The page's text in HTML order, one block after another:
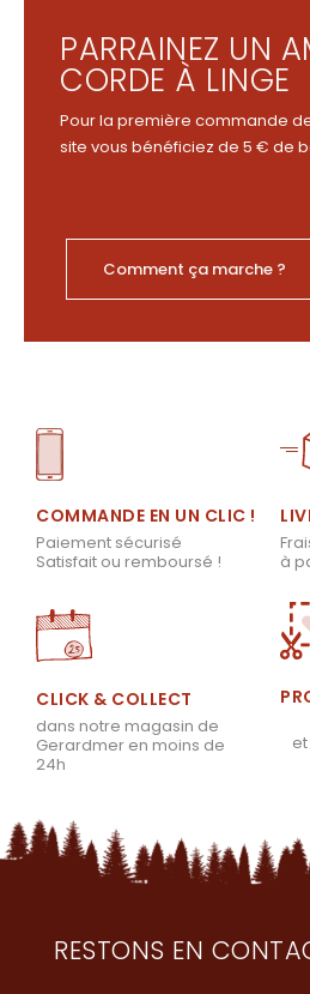
PARRAINEZ UN
CORDE À LINGE
Pour la première commande
site vous bénéficiez de 5 € de
Comment ça marche ?
COMMANDE EN UN CLIC !
Paiement sécurisé
Satisfait ou remboursé !
à
CLICK & COLLECT
dans notre magasin de
Gerardmer en moins de
24h
RESTONS EN